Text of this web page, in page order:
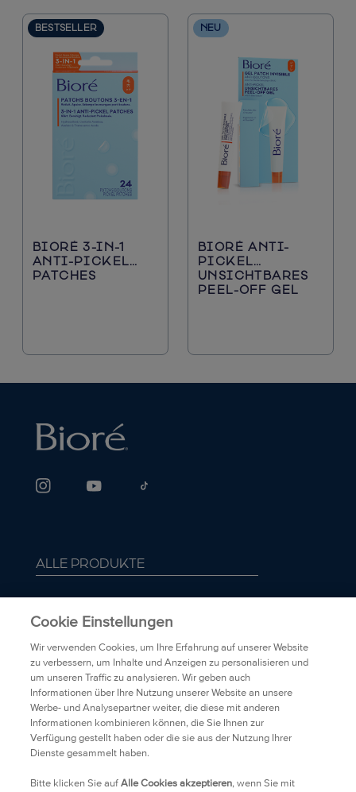
Normale bis ölige Haut
Pickel und Unreinheiten
BESTSELLER
BIORÉ 3-IN-1
ANTI-PICKEL
PATCHES
NEU
BIORÉ ANTI-
PICKEL
UNSICHTBARES
PEEL-OFF GEL​
ALLE PRODUKTE
FAQ
TRANSPARENZ
DATENSCHUTZRICHTLINIEN
Cookie Einstellungen
Wir verwenden Cookies, um Ihre Erfahrung auf unserer Website
zu verbessern, um Inhalte und Anzeigen zu personalisieren und
um unseren Traffic zu analysieren. Wir geben auch
Informationen über Ihre Nutzung unserer Website an unsere
Werbe- und Analysepartner weiter, die diese mit anderen
Informationen kombinieren können, die Sie Ihnen zur
Verfügung gestellt haben oder die sie aus der Nutzung Ihrer
Dienste gesammelt haben.
Bitte klicken Sie aufAlle Cookies akzeptieren, wenn Sie mit